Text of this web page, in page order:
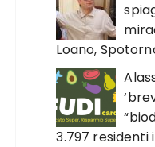
Loano,
3.797 residenti